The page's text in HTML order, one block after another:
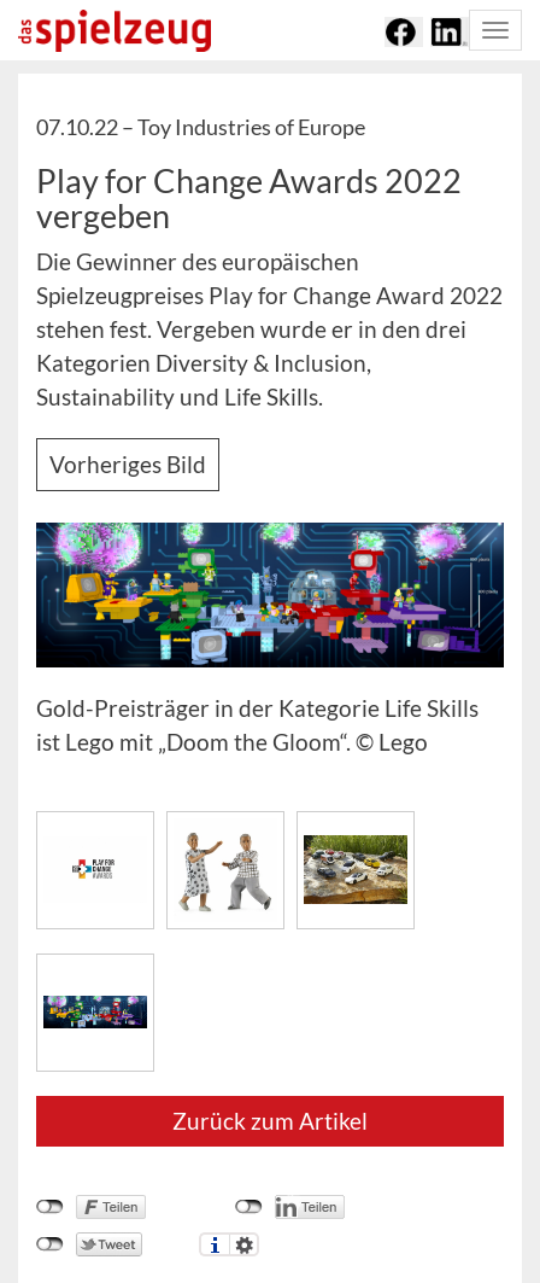
07.10.22 –Toy Industries of Europe
Play for Change Awards 2022
vergeben
Die Gewinner des europäischen
Spielzeugpreises Play for Change Award 2022
stehen fest. Vergeben wurde er in den drei
Kategorien Diversity & Inclusion,
Sustainability und Life Skills.
Vorheriges Bild
Gold-Preisträger in der Kategorie Life Skills
ist Lego mit „Doom the Gloom“. © Lego
Zurück zum Artikel